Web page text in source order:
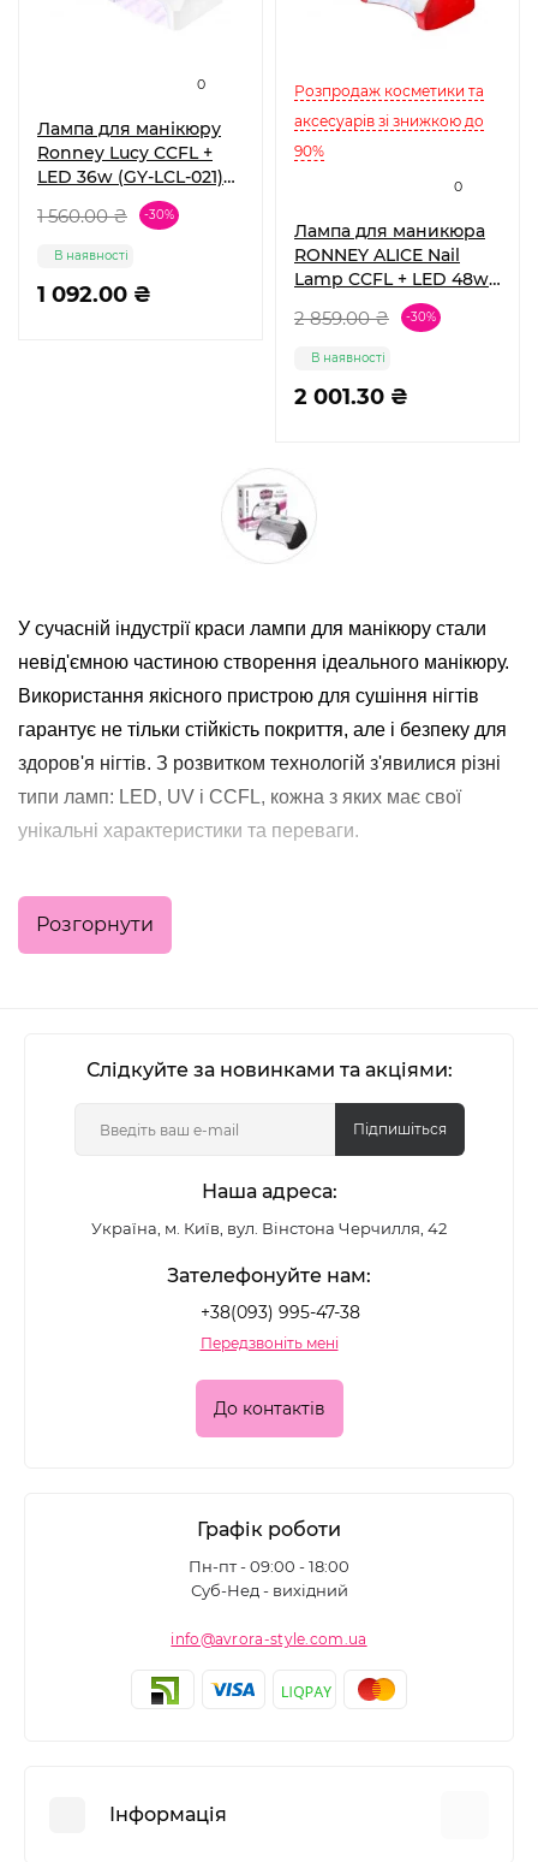
0
Лампа для манікюру
Ronney Lucy CCFL +
LED 36w (GY-LCL-021)
1 560.00 ₴ -30%
1 092.00 ₴
В наявності
0
Розпродаж косметики та
аксесуарів зі знижкою до
90%
Лампа для маникюра
RONNEY ALICE Nail
Lamp CCFL + LED 48w
(GY-LCL-015D) Red
2 859.00 ₴ -30%
2 001.30 ₴
В наявності
У сучасній індустрії краси лампи для манікюру стали
невід'ємною частиною створення ідеального манікюру.
Використання якісного пристрою для сушіння нігтів
гарантує не тільки стійкість покриття, але і безпеку для
здоров'я нігтів. З розвитком технологій з'явилися різні
типи ламп: LED, UV і CCFL, кожна з яких має свої
унікальні характеристики та переваги.
Типи ламп для манікюру
професіоналів. Вони забезпечують швидку
полімеризацію гель-лаків та є безпечними для
UV лампи, що використовують ультрафіолетове
випромінювання для сушіння гель-лаку,
відрізняються своєю універсальністю, хоч і
CCFL лампи поєднують у собі переваги LED та UV
технологій, забезпечуючи ефективне сушіння та
рівномірне освітлення, що дозволяє рівномірно та
ефективно сушити гель-лак, мінімізуючи ризик
виробу, але й такі параметри, як потужність та наявність
Розгорнути
Слідкуйте за новинками та акціями:
Підпишіться
Наша адреса:
Україна, м. Київ, вул. Вінстона Черчилля, 42
Зателефонуйте нам:
+38(093) 995-47-38
Передзвоніть мені
До контактів
Графік роботи
Пн-пт - 09:00 - 18:00
Суб-Нед - вихідний
info@avrora-style.com.ua
Інформація